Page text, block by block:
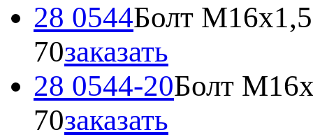
28 0544Болт
70заказать
28 0544-20Болт
70заказать